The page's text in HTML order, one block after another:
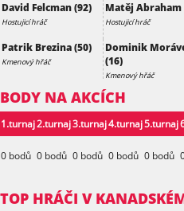
David Felcman (92)
Hostujicí hráč
Matěj Abraham
Hostujicí hráč
Patrik Brezina (50)
Kmenový hřáč
Dominik
(16)
Kmenový hřáč
BODY NA AKCÍCH
1.turnaj2.turnaj3.turnaj4.turnaj5.turnaj
0 bodů 0 bodů 0 bodů 0 bodů 0 bodů
TOP HRÁČI V